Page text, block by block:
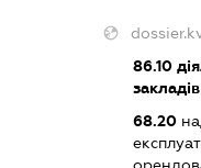
86.10
закладів
68.20